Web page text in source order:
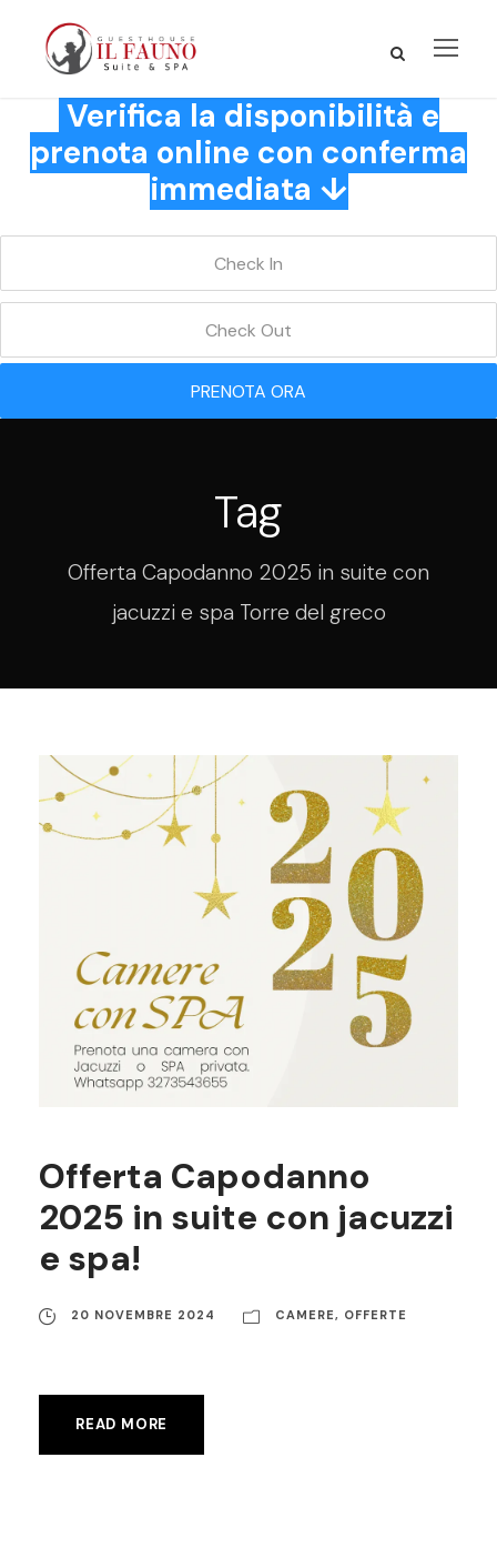
Verifica la disponibilità e
prenota online con conferma
immediata ↓
PRENOTA ORA
Tag
Offerta Capodanno 2025 in suite con
jacuzzi e spa Torre del greco
Offerta Capodanno
2025 in suite con jacuzzi
e spa!
20 NOVEMBRE 2024 CAMERE, OFFERTE
READ MORE